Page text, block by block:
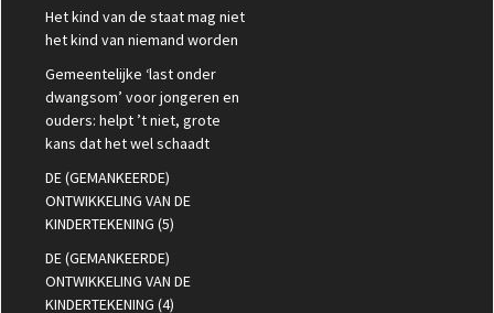
Het kind van de staat mag niet
het kind van niemand worden
Gemeentelijke ‘last onder
dwangsom’ voor jongeren en
ouders: helpt ’t niet, grote
kans dat het wel schaadt
DE (GEMANKEERDE)
ONTWIKKELING VAN DE
KINDERTEKENING (5)
DE (GEMANKEERDE)
ONTWIKKELING VAN DE
KINDERTEKENING (4)